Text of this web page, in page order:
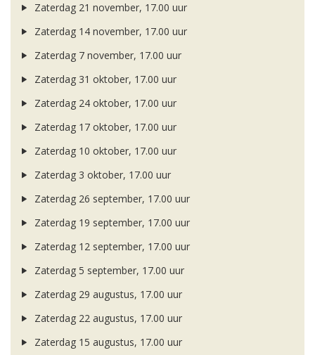
Zaterdag 21 november, 17.00 uur
Zaterdag 14 november, 17.00 uur
Zaterdag 7 november, 17.00 uur
Zaterdag 31 oktober, 17.00 uur
Zaterdag 24 oktober, 17.00 uur
Zaterdag 17 oktober, 17.00 uur
Zaterdag 10 oktober, 17.00 uur
Zaterdag 3 oktober, 17.00 uur
Zaterdag 26 september, 17.00 uur
Zaterdag 19 september, 17.00 uur
Zaterdag 12 september, 17.00 uur
Zaterdag 5 september, 17.00 uur
Zaterdag 29 augustus, 17.00 uur
Zaterdag 22 augustus, 17.00 uur
Zaterdag 15 augustus, 17.00 uur